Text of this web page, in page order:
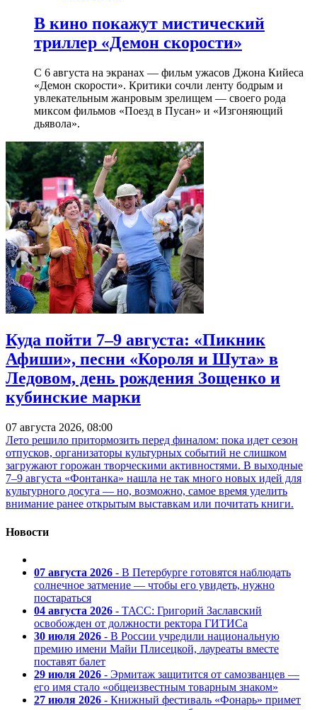
В кино покажут мистический
триллер «Демон скорости»
С 6 августа на экранах — фильм ужасов Джона Кийеса
«Демон скорости». Критики сочли ленту бодрым и
увлекательным жанровым зрелищeм — своего рода
миксом фильмов «Поезд в Пусан» и «Изгоняющий
дьявола».
Куда пойти 7–9 августа: «Пикник
Афиши», песни «Короля и Шута» в
Ледовом, день рождения Зощенко и
кубинские марки
07 августа 2026, 08:00
Лето решило притормозить перед финалом: пока идет сезон
отпусков, организаторы культурных событий не слишком
загружают горожан творческими активностями. В выходные
7–9 августа «Фонтанка» нашла не так много новых идей для
культурного досуга — но, возможно, самое время уделить
внимание ранее открытым выставкам или почитать книги.
Новости
07 августа 2026 - В Петербурге готовятся наблюдать
солнечное затмение — чтобы его увидеть, нужно
постараться
04 августа 2026 - ТАСС: Григорий Заславский
освобожден от должности ректора ГИТИСа
30 июля 2026 - В России учредили национальную
премию имени Майи Плисецкой, лауреаты вместе
поставят балет
29 июля 2026 - Эрмитаж защитится от самозванцев —
его имя стало «общеизвестным товарным знаком»
27 июля 2026 - Книжный фестиваль «Фонарь» примет